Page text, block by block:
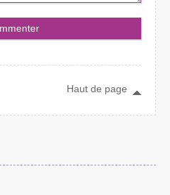
Haut de page